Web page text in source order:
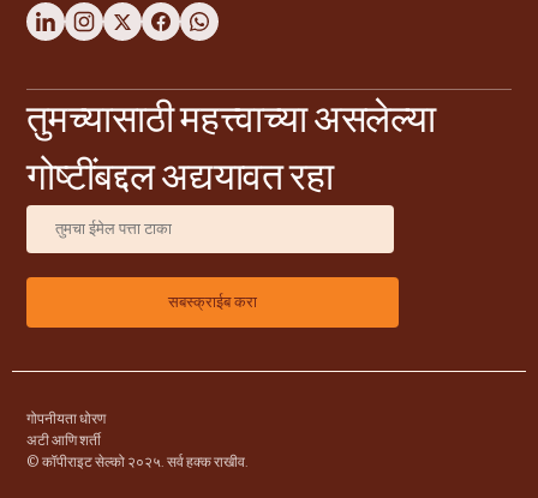
तुमच्यासाठी महत्त्वाच्या असलेल्या
गोष्टींबद्दल अद्ययावत रहा
गोपनीयता धोरण
अटी आणि शर्ती
© कॉपीराइट सेल्को २०२५. सर्व हक्क राखीव.